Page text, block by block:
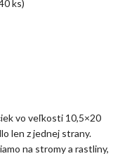
ks)
vo veľkosti 10,5×20
len z jednej strany.
na stromy a rastliny,